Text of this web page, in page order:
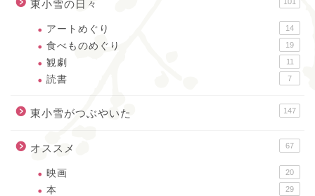
東小雪の日々
アートめぐり 14
食べものめぐり 19
観劇 11
読書 7
東小雪がつぶやいた 147
オススメ 67
映画 20
本 29